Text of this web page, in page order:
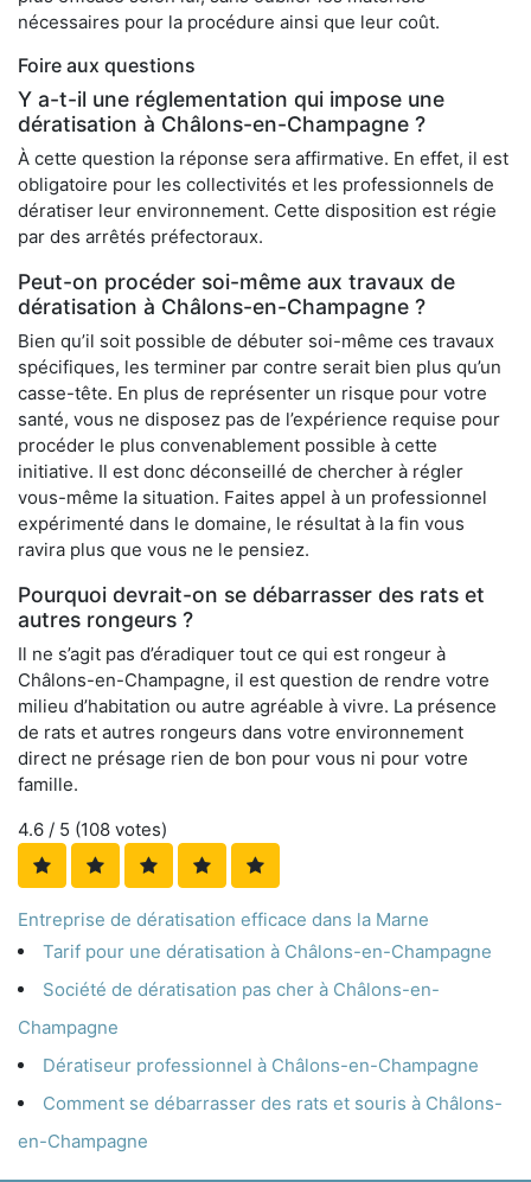
nécessaires pour la procédure ainsi que leur coût.
Foire aux questions
Y a-t-il une réglementation qui impose une
dératisation à Châlons-en-Champagne ?
À cette question la réponse sera affirmative. En effet, il est
obligatoire pour les collectivités et les professionnels de
dératiser leur environnement. Cette disposition est régie
par des arrêtés préfectoraux.
Peut-on procéder soi-même aux travaux de
dératisation à Châlons-en-Champagne ?
Bien qu’il soit possible de débuter soi-même ces travaux
spécifiques, les terminer par contre serait bien plus qu’un
casse-tête. En plus de représenter un risque pour votre
santé, vous ne disposez pas de l’expérience requise pour
procéder le plus convenablement possible à cette
initiative. Il est donc déconseillé de chercher à régler
vous-même la situation. Faites appel à un professionnel
expérimenté dans le domaine, le résultat à la fin vous
ravira plus que vous ne le pensiez.
Pourquoi devrait-on se débarrasser des rats et
autres rongeurs ?
Il ne s’agit pas d’éradiquer tout ce qui est rongeur à
Châlons-en-Champagne, il est question de rendre votre
milieu d’habitation ou autre agréable à vivre. La présence
de rats et autres rongeurs dans votre environnement
direct ne présage rien de bon pour vous ni pour votre
famille.
4.6 / 5 (108 votes)
Entreprise de dératisation efficace dans la Marne
Tarif pour une dératisation à Châlons-en-Champagne
Société de dératisation pas cher à Châlons-en-
Champagne
Dératiseur professionnel à Châlons-en-Champagne
Comment se débarrasser des rats et souris à Châlons-
en-Champagne